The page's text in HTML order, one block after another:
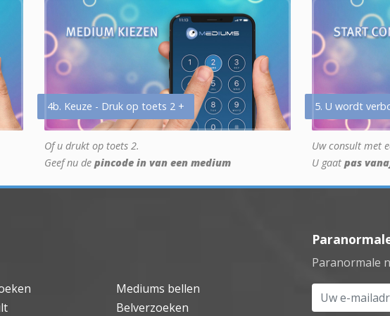
4b. Keuze - Druk op toets 2 +
Of u drukt op toets 2.
Geef nu de pincode in van een medium
5. U wordt
Uw consult met
U gaat pas
Mediums bellen
Belverzoeken
Paranormale
Uw e-